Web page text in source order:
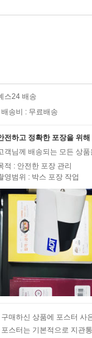
스24 배송
배송비 : 무료배송
전하고 정확한 포장을 위
객님께 배송되는 모든 상
적 : 안전한 포장 관리
영범위 : 박스 포장 작업
구매하신 상품에 포스터 사
포스터는 기본적으로 지관